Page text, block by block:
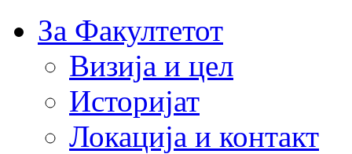
За Факултетот
Визија и цел
Историјат
Локација и контакт